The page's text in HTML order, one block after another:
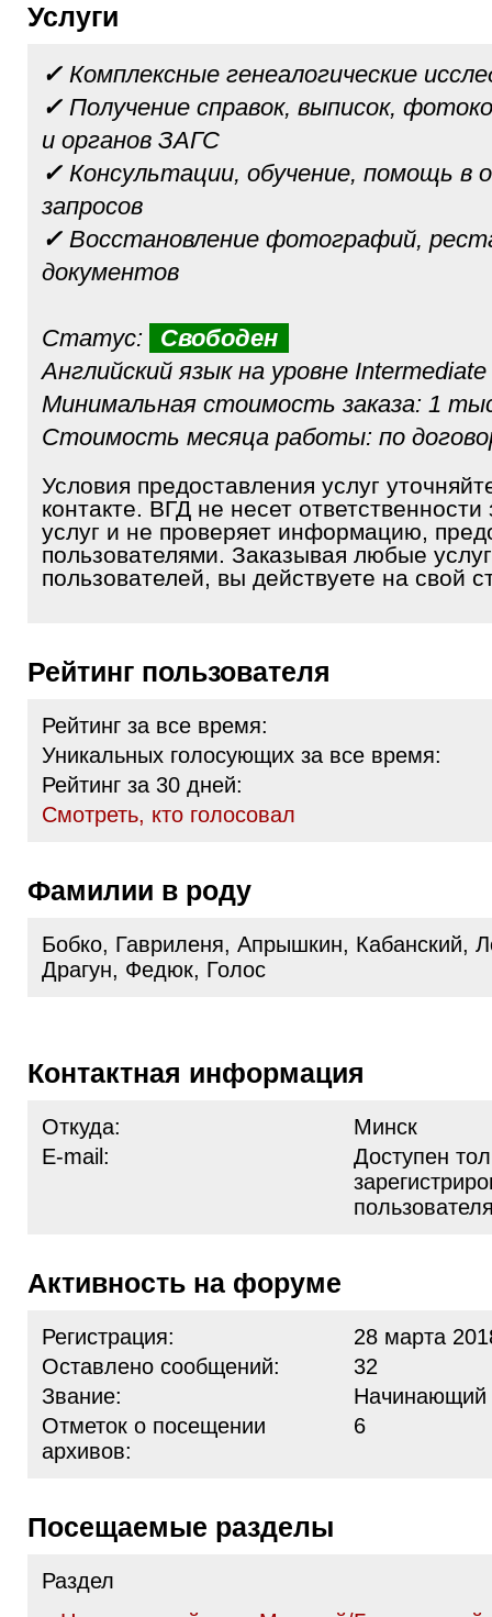
Услуги
✓ Комплексные генеалогические
✓ Получение справок, выписок,
и органов ЗАГС
✓ Консультации, обучение, помощь в
запросов
✓ Восстановление фотографий,
документов
Статус:
Свободен
Английский язык на уровне Intermediate
Минимальная стоимость заказа: 1
Стоимость месяца работы: по
Условия предоставления услуг
контакте. ВГД не несет ответственности
услуг и не проверяет информацию,
пользователями. Заказывая любые
пользователей, вы действуете на свой
Рейтинг пользователя
Рейтинг за все время:
Уникальных голосующих за все время:
Рейтинг за 30 дней:
Cмотреть, кто голосовал
Фамилии в роду
Бобко, Гавриленя, Апрышкин, Кабанский,
Драгун, Федюк, Голос
Контактная информация
Откуда:
Минск
E-mail:
Доступен
Активность на форуме
Регистрация:
28 марта
Оставлено сообщений:
32
Звание:
Начинающий
Отметок о посещении
архивов:
6
Посещаемые разделы
Раздел